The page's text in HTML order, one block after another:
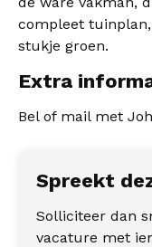
compleet
stukje groen.
Extra
Bel of mail met
Spreekt
Solliciteer dan
vacature met